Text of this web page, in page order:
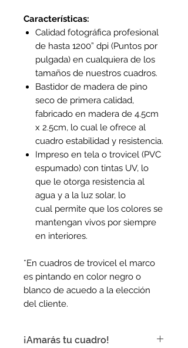
Características:
Calidad fotográfica profesional
de hasta 1200” dpi (Puntos por
pulgada) en cualquiera de los
tamaños de nuestros cuadros.
Bastidor de madera de pino
seco de primera calidad,
fabricado en madera de 4.5cm
x 2.5cm, lo cual le ofrece al
cuadro estabilidad y resistencia.
Impreso en tela o trovicel (PVC
espumado) con tintas UV, lo
que le otorga resistencia al
agua y a la luz solar, lo
cual permite que los colores se
mantengan vivos por siempre
en interiores.
*En cuadros de trovicel el marco
es pintando en color negro o
blanco de acuedo a la elección
del cliente.
¡Amarás tu cuadro!